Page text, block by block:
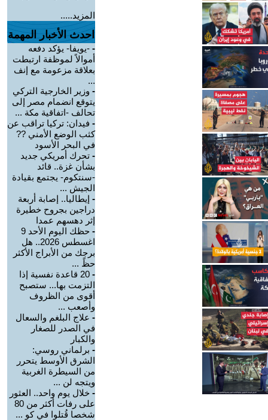
المزيد.....
احدث الأخبار المهمة
- -يويفا- يؤكد دفعه
أموالاً لموظفة ارتبطت
بعلاقة مزعومة مع إنف
...
- وزير الخارجية التركي
يتوقع انضمام مصر إلى
تحالف -اتفاقية مكة ...
- فيدان: تركيا تراقب عن
كثب الوضع الأمني ??
في البحر الأسود
- تحرك أمريكي جديد
بشأن غزة.. قائد
-سنتكوم- يجتمع بقيادة
الجيش ...
- إيطاليا.. إصابة أربعة
دراجين بجروح خطيرة
إثر دهسهم عمدا
-
حظك اليوم الأحد 9
اغسطس 2026.. هل
برجك من الأبراج الأكثر
حظً ...
-
20 قاعدة نفسية إذا
التزمت بها... ستصبح
أقوى من الظروف
وأصعب ...
- علاج البلغم والسعال
في الصدر للصغار
والكبار
- برلماني روسي:
الشرق الأوسط يتحرر
من السيطرة الغربية
ويتجه لن ...
- خلال يوم واحد.. العثور
على رفات أكثر من 80
شخصا قُتلوا في كو ...